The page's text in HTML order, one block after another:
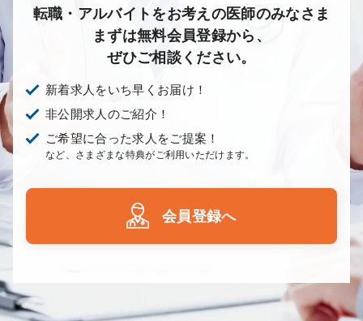
転職・アルバイトをお考えの医師のみなさま
まずは無料会員登録から、
ぜひご相談ください。
新着求人をいち早くお届け！
非公開求人のご紹介！
ご希望に合った求人をご提案！
など、さまざまな特典がご利用いただけます。
会員登録へ